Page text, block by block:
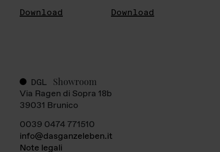
Download Download
DGL Showroom
Via Ragen di Sopra 18b
39031 Brunico
0039 0474 771510
info@dasganzeleben.it
Note legali